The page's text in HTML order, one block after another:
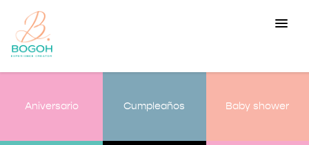
Aniversario Cumpleaños Baby shower